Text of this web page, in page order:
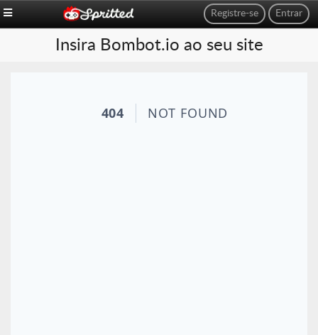
Entrar
Registre-se
Insira Bombot.io ao seu site